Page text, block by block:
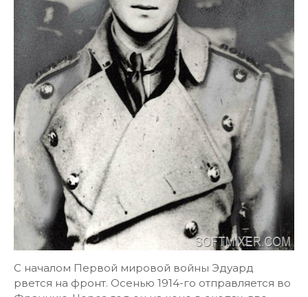
С началом Первой мировой войны Эдуард
рвется на фронт. Осенью 1914-го отправляется во